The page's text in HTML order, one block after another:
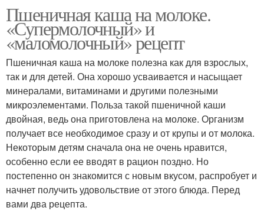
Пшеничная каша на молоке.
«Супермолочный» и
«маломолочный» рецепт
Пшеничная каша на молоке полезна как для взрослых,
так и для детей. Она хорошо усваивается и насыщает
минералами, витаминами и другими полезными
микроэлементами. Польза такой пшеничной каши
двойная, ведь она приготовлена на молоке. Организм
получает все необходимое сразу и от крупы и от молока.
Некоторым детям сначала она не очень нравится,
особенно если ее вводят в рацион поздно. Но
постепенно он знакомится с новым вкусом, распробует и
начнет получить удовольствие от этого блюда. Перед
вами два рецепта.